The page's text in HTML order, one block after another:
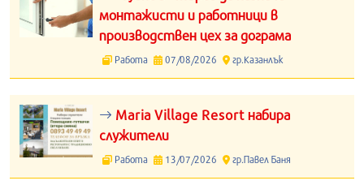
монтажисти и работници в
производствен цех за дограма
Работа 07/08/2026 гр.Казанлък
Maria Village Resort набира
служители
Работа 13/07/2026 гр.Павел Баня